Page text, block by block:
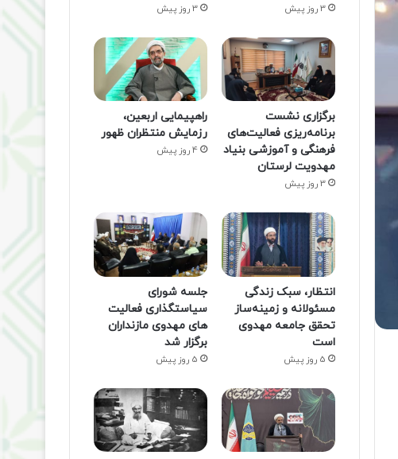
3 روز پیش 3 روز پیش
برگزاری نشست
برنامه‌ریزی فعالیت‌های
فرهنگی و آموزشی بنیاد
مهدویت لرستان
3 روز پیش
راهپیمایی اربعین،
رزمایش منتظران ظهور
4 روز پیش
انتظار، سبک زندگی
مسئولانه و زمینه‌ساز
تحقق جامعه مهدوی
است
5 روز پیش
جلسه شورای
سیاستگذاری فعالیت
های مهدوی مازنداران
برگزار شد
5 روز پیش